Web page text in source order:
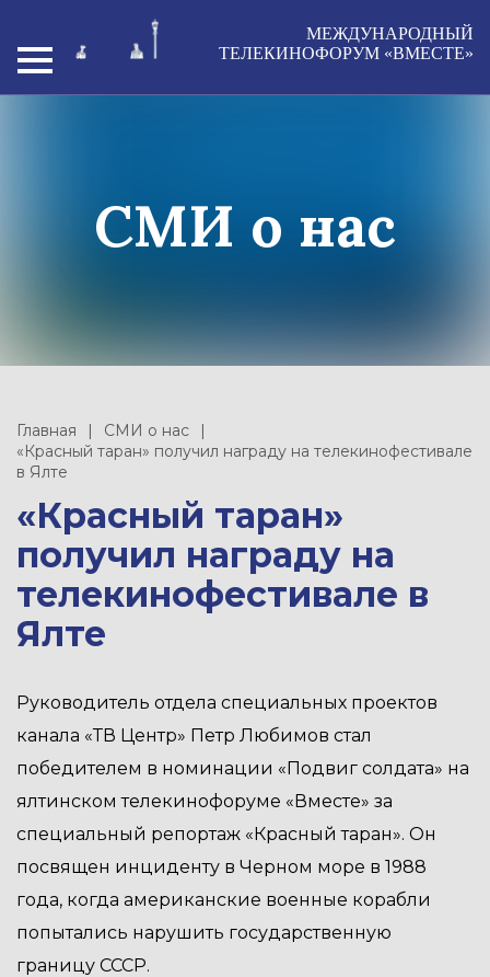
МЕЖДУНАРОДНЫЙ
ТЕЛЕКИНОФОРУМ «ВМЕСТЕ»
СМИ о нас
Главная
СМИ о нас
«Красный таран» получил награду на телекинофестивале
в Ялте
«Красный таран»
получил награду на
телекинофестивале в
Ялте
Руководитель отдела специальных проектов
канала «ТВ Центр» Петр Любимов стал
победителем в номинации «Подвиг солдата» на
ялтинском телекинофоруме «Вместе» за
специальный репортаж «Красный таран». Он
посвящен инциденту в Черном море в 1988
года, когда американские военные корабли
попытались нарушить государственную
границу СССР.